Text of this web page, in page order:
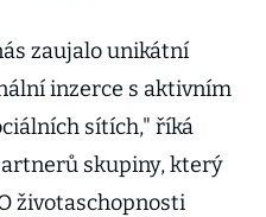
to hlavní
zaujalo unikátní
inzerce s aktivním
sítích," říká
skupiny, který
životaschopnosti